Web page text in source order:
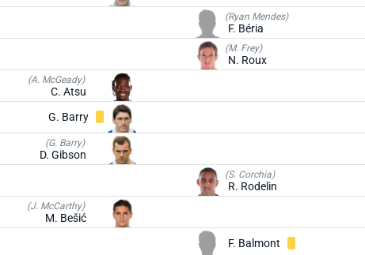
(Ryan Mendes)
F. Béria
(M. Frey)
N. Roux
(A. McGeady)
C. Atsu
G. Barry
(G. Barry)
D. Gibson
(S. Corchia)
R. Rodelin
(J. McCarthy)
M. Bešić
F. Balmont